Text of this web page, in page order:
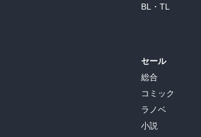
BL・TL
セール
総合
コミック
ラノベ
小説